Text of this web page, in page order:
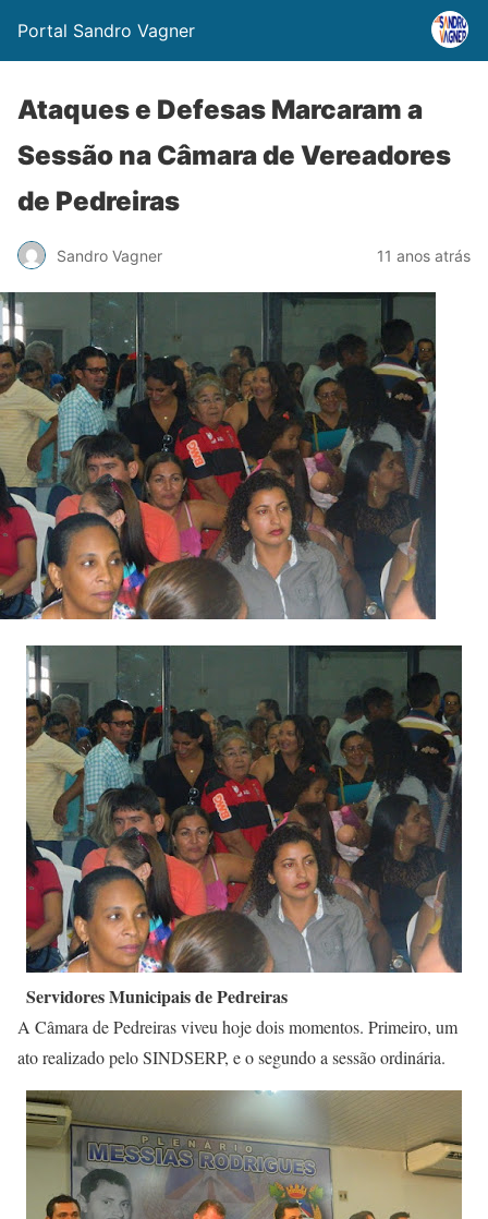
Portal Sandro Vagner
Ataques e Defesas Marcaram a
Sessão na Câmara de Vereadores
de Pedreiras
Sandro Vagner 11 anos atrás
Servidores Municipais de Pedreiras
A Câmara de Pedreiras viveu hoje dois momentos. Primeiro, um
ato realizado pelo SINDSERP, e o segundo a sessão ordinária.